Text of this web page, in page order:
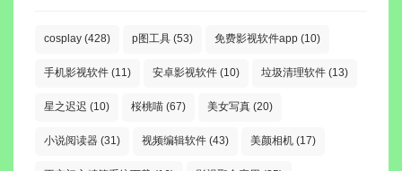
cosplay (428) p图工具 (53) 免费影视软件app (10)
手机影视软件 (11) 安卓影视软件 (10) 垃圾清理软件 (13)
星之迟迟 (10) 桜桃喵 (67) 美女写真 (20)
小说阅读器 (31) 视频编辑软件 (43) 美颜相机 (17)